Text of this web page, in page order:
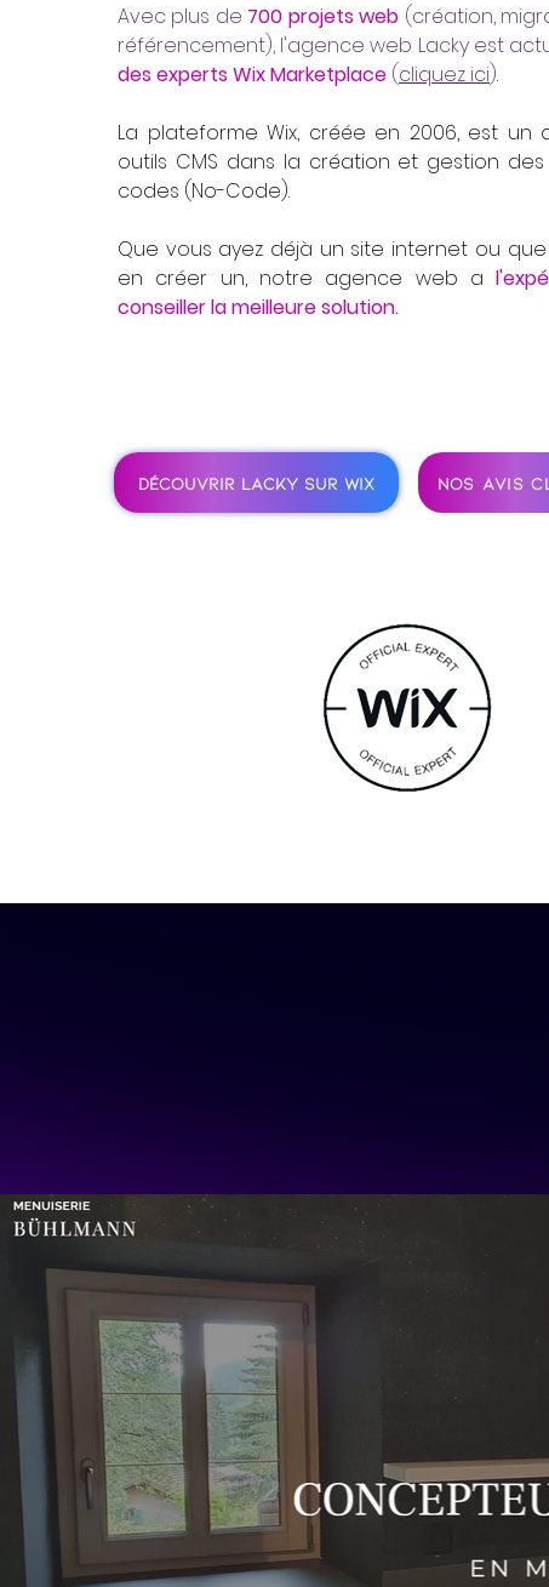
Avec plus de 700 projets web (création,
référencement), l'agence web Lacky est
des experts Wix Marketplace (cliquez ici).
La plateforme Wix, créée en 2006, est un
outils CMS dans la création et gestion
codes (No-Code).
Que vous ayez déjà un site internet ou
en créer un, notre agence web a
conseiller la meilleure solution.
DÉCOUVRIR LACKY SUR WIX NOS AVIS